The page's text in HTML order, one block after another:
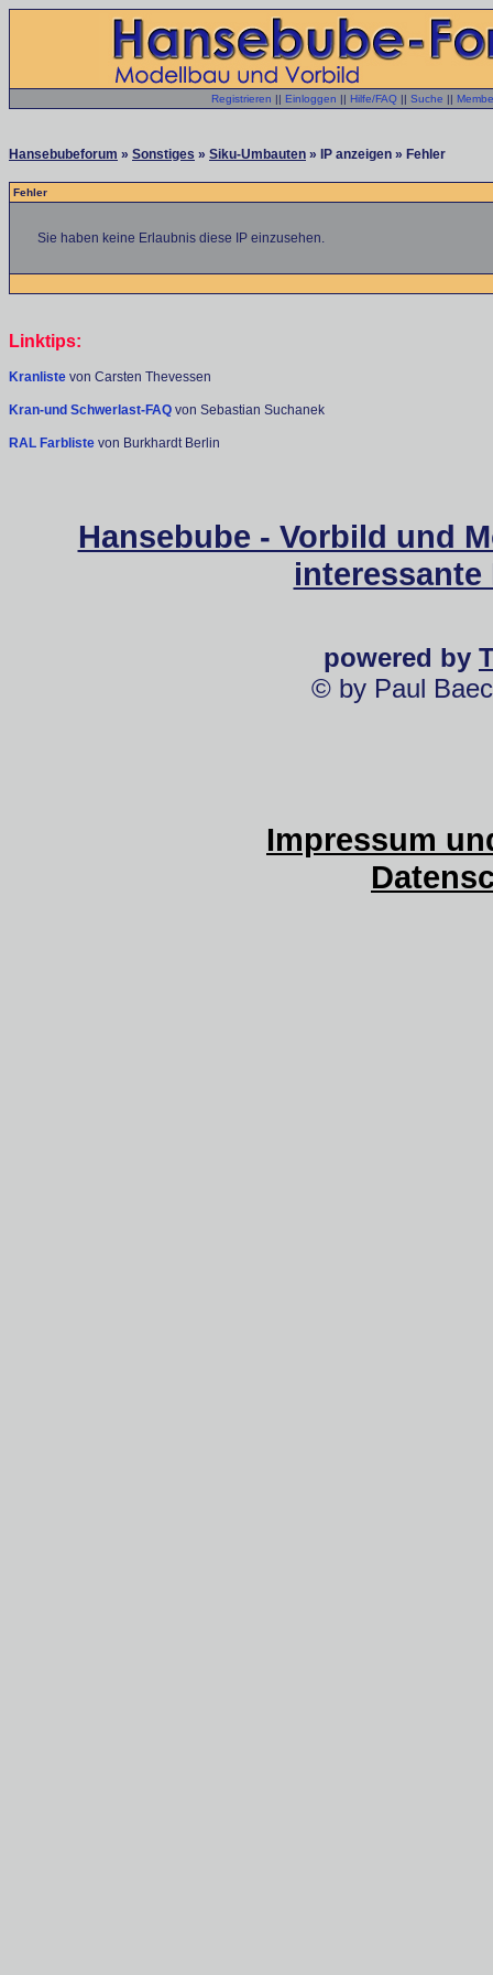
Registrieren || Einloggen || Hilfe/FAQ || Suche ||
Hansebubeforum » Sonstiges » Siku-Umbauten » IP anzeigen » Fehler
Fehler
Sie haben keine Erlaubnis diese IP einzusehen.
Linktips:
Kranliste von Carsten Thevessen
Kran-und Schwerlast-FAQ von Sebastian Suchanek
RAL Farbliste von Burkhardt Berlin
Hansebube - Vorbild und
powered by
© by Paul
Impressum